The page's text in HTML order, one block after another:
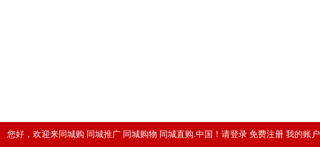
您好，欢迎来同城购 同城推广 同城购物 同城直购.中国！ 请登录 免费注册 我的账户